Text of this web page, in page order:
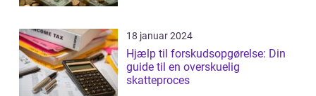
18 januar 2024
Hjælp til forskudsopgørelse: Din
guide til en overskuelig
skatteproces